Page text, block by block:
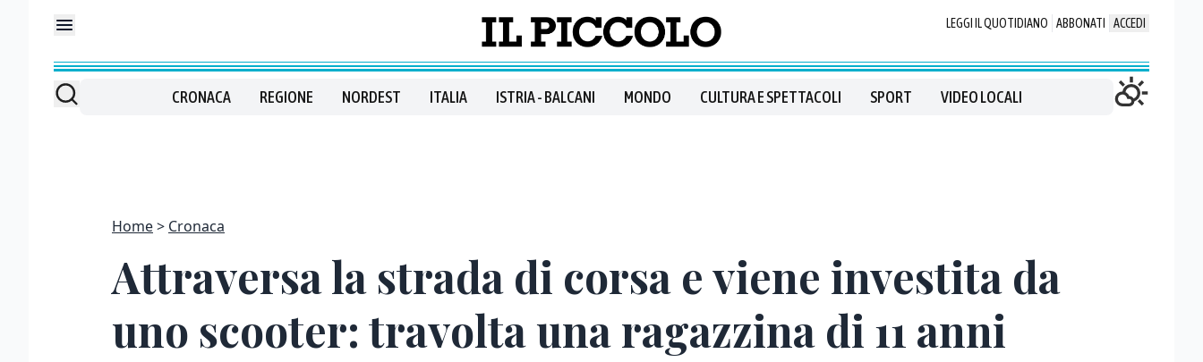
LEGGI IL QUOTIDIANO ABBONATI ACCEDI
CRONACA REGIONE NORDEST ITALIA ISTRIA - BALCANI MONDO CULTURA E SPETTACOLI SPORT VIDEO LOCALI
Home Cronaca
Attraversa la strada di corsa e viene investita da
uno scooter: travolta una ragazzina di 11 anni